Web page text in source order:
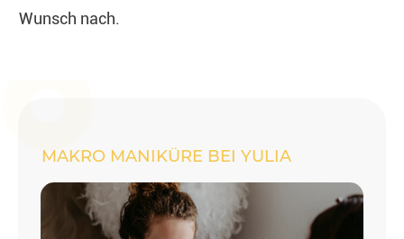
Wunsch nach.
MAKRO MANIKÜRE BEI YULIA